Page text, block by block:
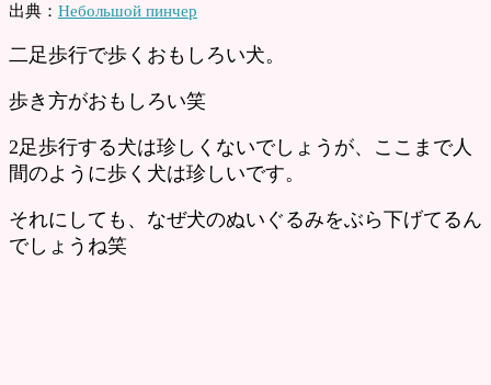
出典： Небольшой пинчер
二足歩行で歩くおもしろい犬。
歩き方がおもしろい笑
2足歩行する犬は珍しくないでしょうが、ここまで人
間のように歩く犬は珍しいです。
それにしても、なぜ犬のぬいぐるみをぶら下げてるん
でしょうね笑